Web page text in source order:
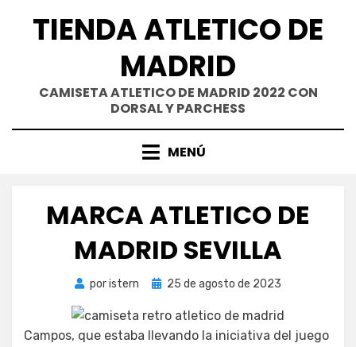
TIENDA ATLETICO DE
MADRID
CAMISETA ATLETICO DE MADRID 2022 CON
DORSAL Y PARCHESS
MENÚ
MARCA ATLETICO DE
MADRID SEVILLA
poristern
Publicada
25 de agosto de 2023
Campos, que estaba llevando la iniciativa del juego